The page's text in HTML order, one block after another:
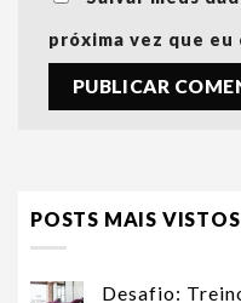
próxima vez que eu
POSTS MAIS VISTOS
Desafio: